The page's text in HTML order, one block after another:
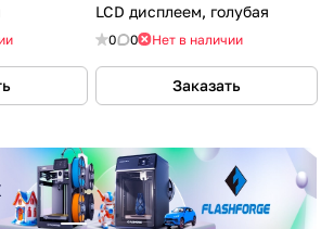
LCD дисплеем, голубая
0 0 Нет в наличии
Заказать